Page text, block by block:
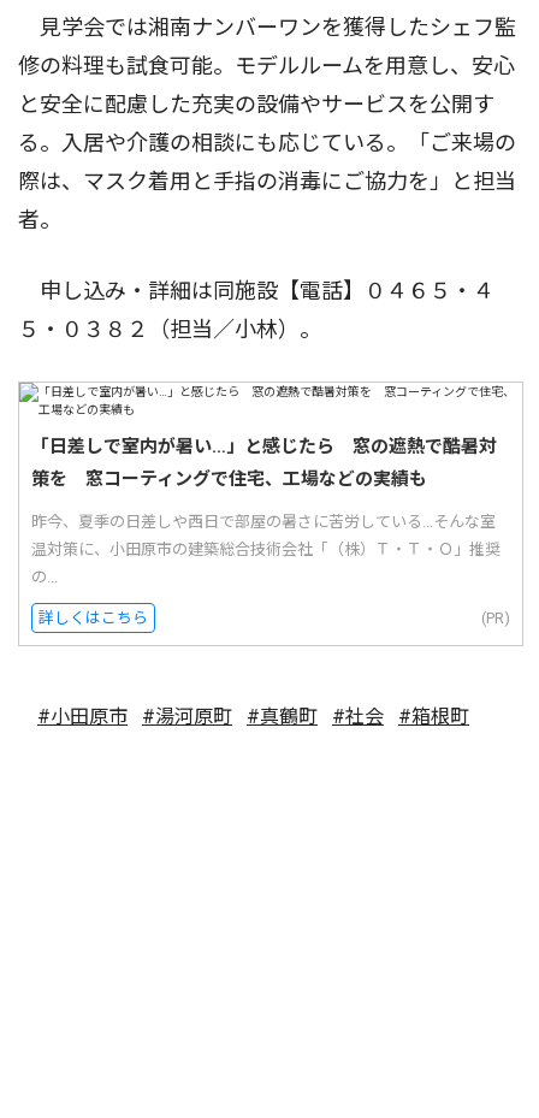
見学会では湘南ナンバーワンを獲得したシェフ監
修の料理も試食可能。モデルルームを用意し、安心
と安全に配慮した充実の設備やサービスを公開す
る。入居や介護の相談にも応じている。「ご来場の
際は、マスク着用と手指の消毒にご協力を」と担当
者。
申し込み・詳細は同施設【電話】０４６５・４
５・０３８２（担当／小林）。
「日差しで室内が暑い…」と感じたら 窓の遮熱で酷暑対
策を 窓コーティングで住宅、工場などの実績も
昨今、夏季の日差しや西日で部屋の暑さに苦労している...そんな室
温対策に、小田原市の建築総合技術会社「（株）Ｔ・Ｔ・Ｏ」推奨
の...
詳しくはこちら (PR)
#小田原市 #湯河原町 #真鶴町 #社会 #箱根町